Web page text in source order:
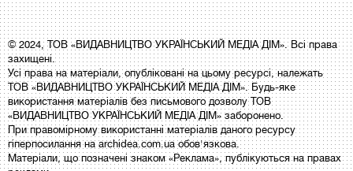
© 2024, ТОВ «ВИДАВНИЦТВО УКРАЇНСЬКИЙ МЕДІА ДІМ». Всі права
захищені.
Усі права на матеріали, опубліковані на цьому ресурсі, належать
ТОВ «ВИДАВНИЦТВО УКРАЇНСЬКИЙ МЕДІА ДІМ». Будь-яке
використання матеріалів без письмового дозволу ТОВ
«ВИДАВНИЦТВО УКРАЇНСЬКИЙ МЕДІА ДІМ» заборонено.
При правомірному використанні матеріалів даного ресурсу
гіперпосилання на archidea.com.ua обов'язкова.
Матеріали, що позначені знаком «Реклама», публікуються на правах